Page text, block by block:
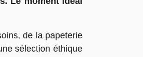
de la papeterie
sélection éthique